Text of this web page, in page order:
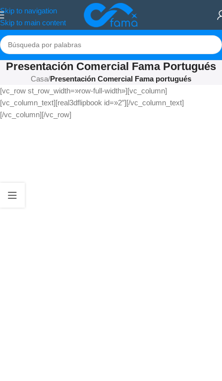
Skip to navigation
Skip to main content
Presentación Comercial Fama Portugués
Casa/Presentación Comercial Fama portugués
[vc_row st_row_width=»row-full-width»][vc_column]
[vc_column_text][real3dflipbook id=»2″][/vc_column_text]
[/vc_column][/vc_row]